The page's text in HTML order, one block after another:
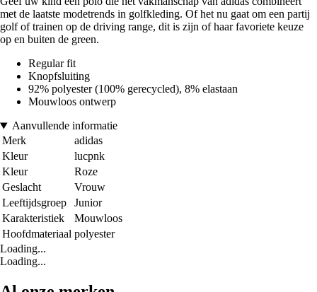
met de laatste modetrends in golfkleding. Of het nu gaat om een partij
golf of trainen op de driving range, dit is zijn of haar favoriete keuze
op en buiten de green.
Regular fit
Knopfsluiting
92% polyester (100% gerecycled), 8% elastaan
Mouwloos ontwerp
Aanvullende informatie
Merk
adidas
Kleur
lucpnk
Kleur
Roze
Geslacht
Vrouw
Leeftijdsgroep
Junior
Karakteristiek
Mouwloos
Hoofdmateriaal polyester
Loading...
Loading...